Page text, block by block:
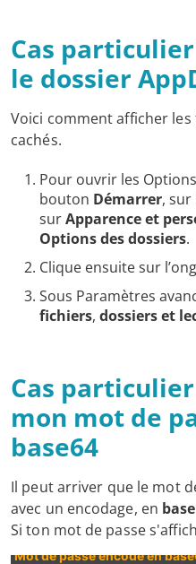
Cas particulier
le dossier
Voici comment afficher
cachés.
Pour ouvrir les
bouton Démarrer, sur
surApparence et
Options des dossiers.
Clique ensuite sur
Sous Paramètres
fichiers, dossiers et
Cas
mon mot de
base64
Il peut arriver que le mot
avec un encodage, en
Si ton mot de passe
Mot de passe encodé en